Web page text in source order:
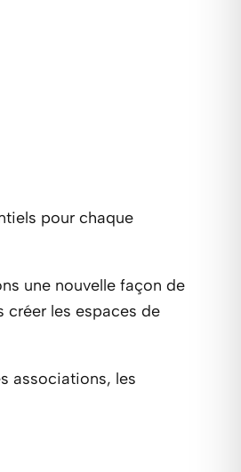
pour chaque
une nouvelle façon de
créer les espaces de
associations, les